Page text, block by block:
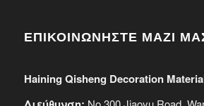
ΕΠΙΚΟΙΝΩΝΗΣΤΕ ΜΑΖΙ
Haining Qisheng Decoration